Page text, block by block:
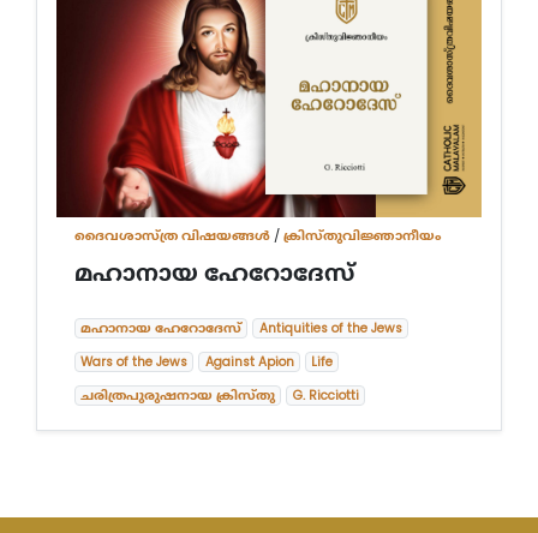
ദൈവശാസ്ത്ര വിഷയങ്ങള്‍ /ക്രിസ്തുവിജ്ഞാനീയം
മഹാനായ ഹേറോദേസ്
മഹാനായ ഹേറോദേസ്
Antiquities of the Jews
Wars of the Jews
Against Apion
Life
ചരിത്രപുരുഷനായ ക്രിസ്തു
G. Ricciotti